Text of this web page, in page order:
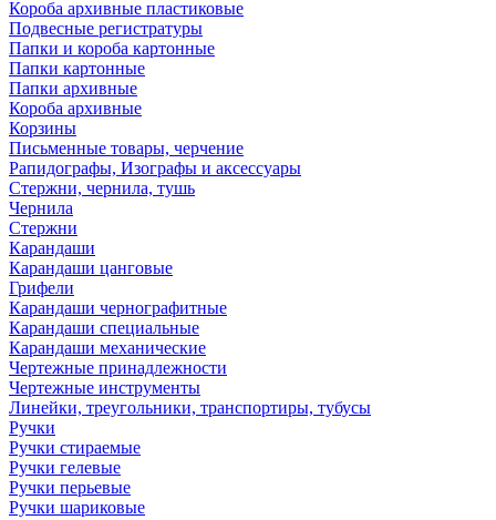
Короба архивные пластиковые
Подвесные регистратуры
Папки и короба картонные
Папки картонные
Папки архивные
Короба архивные
Корзины
Письменные товары, черчение
Рапидографы, Изографы и аксессуары
Стержни, чернила, тушь
Чернила
Стержни
Карандаши
Карандаши цанговые
Грифели
Карандаши чернографитные
Карандаши специальные
Карандаши механические
Чертежные принадлежности
Чертежные инструменты
Линейки, треугольники, транспортиры, тубусы
Ручки
Ручки стираемые
Ручки гелевые
Ручки перьевые
Ручки шариковые